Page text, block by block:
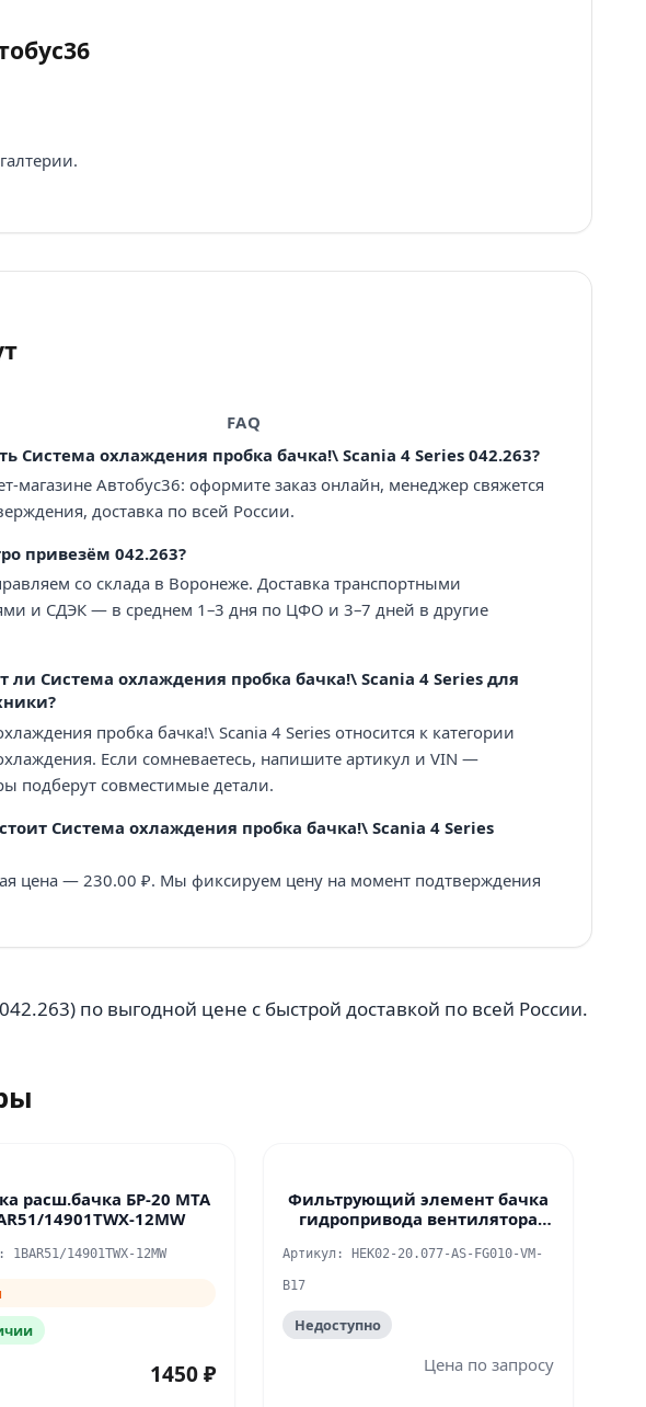
FAQ
Система охлаждения пробка бачка!\ Scania 4 Series 042.263?
магазине Автобус36: оформите заказ онлайн, менеджер свяжется
доставка по всей России.
привезём 042.263?
со склада в Воронеже. Доставка транспортными
и СДЭК — в среднем 1–3 дня по ЦФО и 3–7 дней в другие
ли Система охлаждения пробка бачка!\ Scania 4 Series для
пробка бачка!\ Scania 4 Series относится к категории
Если сомневаетесь, напишите артикул и VIN —
подберут совместимые детали.
Система охлаждения пробка бачка!\ Scania 4 Series
цена — 230.00 ₽. Мы фиксируем цену на момент подтверждения
по выгодной цене с быстрой доставкой по всей России.
расш.бачка БР-20 МТА
14901TWX-12MW
14901TWX-12MW
1450 ₽
Фильтрующий элемент бачка
гидропривода вентилятора
Артикул: HEK02-20.077-AS-FG010-VM-
B17
Недоступно
Цена по запросу